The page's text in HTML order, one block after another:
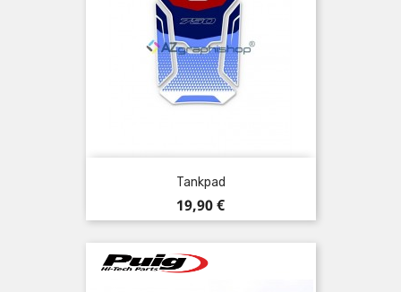
Tankpad
Preis
19,90 €